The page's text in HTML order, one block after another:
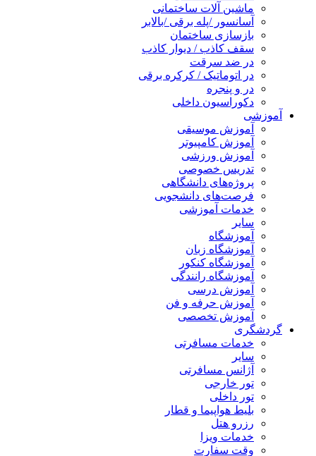
ماشین آلات ساختمانی
آسانسور /پله برقی /بالابر
بازسازی ساختمان
سقف کاذب / دیوار کاذب
در ضد سرقت
در اتوماتیک / کرکره برقی
در و پنجره
دکوراسیون داخلی
آموزشی
آموزش موسیقی
آموزش کامپیوتر
آموزش ورزشی
تدریس خصوصی
پروژه‌های دانشگاهی
فرصت‌های دانشجویی
خدمات آموزشی
سایر
آموزشگاه
آموزشگاه زبان
آموزشگاه کنکور
آموزشگاه رانندگی
آموزش درسی
آموزش حرفه و فن
آموزش تخصصی
گردشگری
خدمات مسافرتی
سایر
آژانس مسافرتی
تور خارجی
تور داخلی
بلیط هواپیما و قطار
رزرو هتل
خدمات ویزا
وقت سفارت